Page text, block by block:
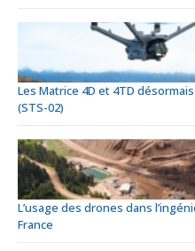
Les Matrice 4D et 4TD
(STS-02)
L’usage des drones dans
France